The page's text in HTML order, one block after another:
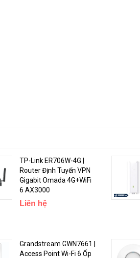
TP-Link ER706W-4G |
Router Định Tuyến VPN
Gigabit Omada 4G+WiFi
6 AX3000
Liên hệ
Grandstream GWN7661 |
Access Point Wi-Fi 6 Ốp